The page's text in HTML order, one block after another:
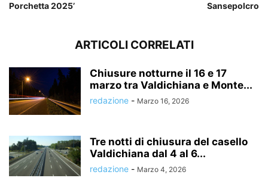
Porchetta 2025’
Sansepolcro
ARTICOLI CORRELATI
Chiusure notturne il 16 e 17
marzo tra Valdichiana e Monte...
redazione - Marzo 16, 2026
Tre notti di chiusura del casello
Valdichiana dal 4 al 6...
redazione - Marzo 4, 2026